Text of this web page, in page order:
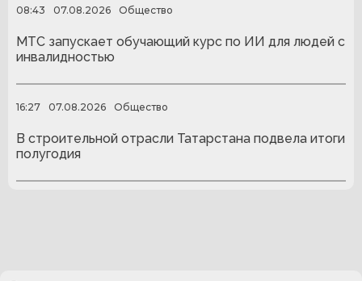
08:43 07.08.2026 Общество
МТС запускает обучающий курс по ИИ для людей с
инвалидностью
16:27 07.08.2026 Общество
В строительной отрасли Татарстана подвела итоги
полугодия